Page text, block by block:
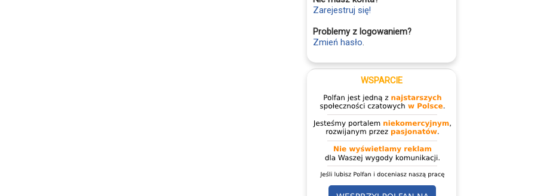
Zarejestruj się!
Problemy z logowaniem?
Zmień hasło.
WSPARCIE